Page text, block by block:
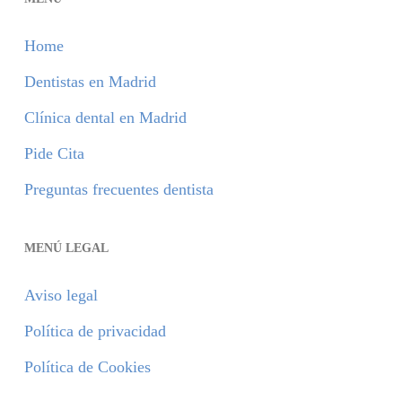
Home
Dentistas en Madrid
Clínica dental en Madrid
Pide Cita
Preguntas frecuentes dentista
MENÚ LEGAL
Aviso legal
Política de privacidad
Política de Cookies